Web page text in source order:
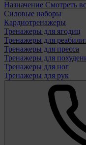
Назначение Смотреть
Силовые наборы
Кардиотренажеры
Тренажеры для ягодиц
Тренажеры для
Тренажеры для пресса
Тренажеры для
Тренажеры для ног
Тренажеры для рук